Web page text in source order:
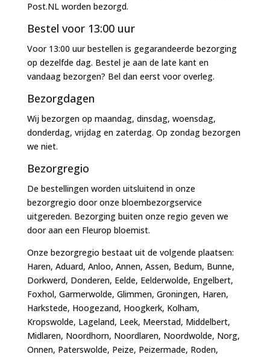
Post.NL worden bezorgd.
Bestel voor 13:00 uur
Voor 13:00 uur bestellen is gegarandeerde bezorging
op dezelfde dag. Bestel je aan de late kant en
vandaag bezorgen? Bel dan eerst voor overleg.
Bezorgdagen
Wij bezorgen op maandag, dinsdag, woensdag,
donderdag, vrijdag en zaterdag. Op zondag bezorgen
we niet.
Bezorgregio
De bestellingen worden uitsluitend in onze
bezorgregio door onze bloembezorgservice
uitgereden. Bezorging buiten onze regio geven we
door aan een Fleurop bloemist.
Onze bezorgregio bestaat uit de volgende plaatsen:
Haren, Aduard, Anloo, Annen, Assen, Bedum, Bunne,
Dorkwerd, Donderen, Eelde, Eelderwolde, Engelbert,
Foxhol, Garmerwolde, Glimmen, Groningen, Haren,
Harkstede, Hoogezand, Hoogkerk, Kolham,
Kropswolde, Lageland, Leek, Meerstad, Middelbert,
Midlaren, Noordhorn, Noordlaren, Noordwolde, Norg,
Onnen, Paterswolde, Peize, Peizermade, Roden,